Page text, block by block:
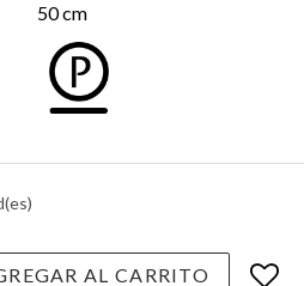
50 cm
AL CARRITO